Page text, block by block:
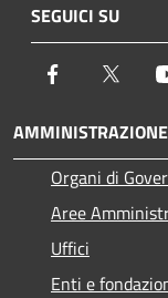
SEGUICI SU
Facebook
AMMINISTRAZIONE
Organi di
Aree
Uffici
Enti e